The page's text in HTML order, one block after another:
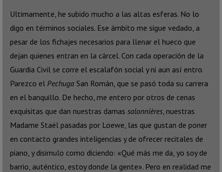
Ultimamente, he subido mucho a las altas esferas. No lo
digo en términos sociales. Ese ámbito me sigue vedado, a
pesar de los fichajes necesarios para llenar el hueco que
dejan quienes entran en la cárcel. Con cada operación de la
Guardia Civil se corre el escalafón social y ni aun así entro.
Parezco el Pechuga San Román, que se pasó toda su carrera
en el banquillo. De hecho, me entero por otros de cenas
exquisitas que dan nuestras damas salonnières , nuestras
Madame Staël pasadas por Loewe, las que gustan de poner
en contacto grandes inteligencias y de ofrecer recitales de
piano, y disimulo como diciendo: «Qué más me da, yo soy de
barrio, auténtico, estoy donde la gente». Pero en realidad me